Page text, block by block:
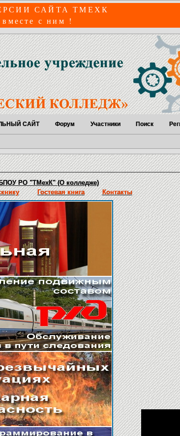
САЙТА ТМЕХК
с ним !
САЙТ Форум Участники Поиск
РО "ТМехК" (О колледже)
Гостевая книга Контакты